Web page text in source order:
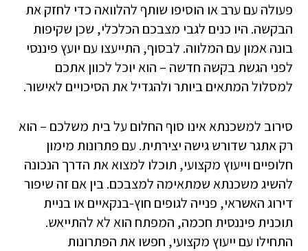
פעולה עם ערב או הוסיפו שותף להלוואה כדי לחזק את
הבקשה. היו כנים לגבי מצבכם הכלכלי, שכן שקיפות
בונה אמון עם המלווה. לבסוף, התייעצו עם יועץ פיננסי
לפני הגשת בקשה חדשה – הוא יוכל לכוון אתכם
למסלול המתאים ביותר ולהגדיל את הסיכויים לאישור.
סירוב למשכנתא אינו סוף החלום על בית משלכם – הוא
רק אתגר שדורש גישה יצירתית. עם פתרונות מימון
חלופיים וייעוץ מקצועי, תוכלו למצוא את הדרך הנכונה
להשיג משכנתא שמתאימה למצבכם. בין אם זה שיפור
דירוג האשראי, פנייה לגופים חוץ-בנקאיים או בניית
תוכנית פיננסית חכמה, המפתח הוא לא להתייאש.
התחילו עם ייעוץ מקצועי, חפשו את הפתרונות